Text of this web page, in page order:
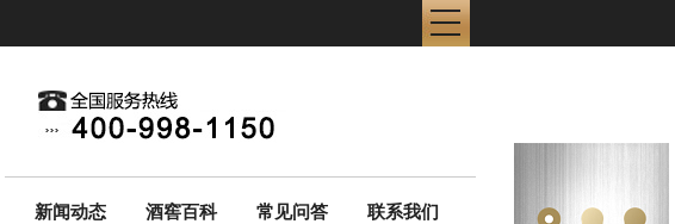
新闻动态 酒窖百科 常见问答 联系我们